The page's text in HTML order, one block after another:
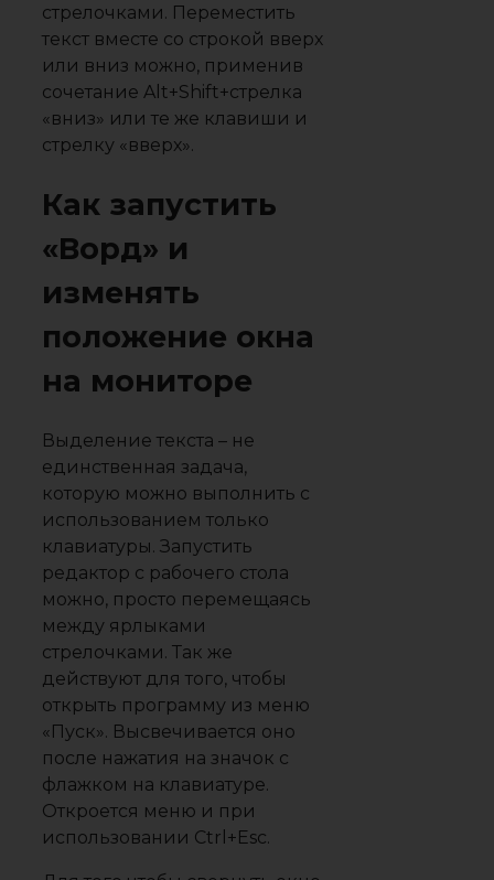
стрелочками. Переместить
текст вместе со строкой вверх
или вниз можно, применив
сочетание Alt+Shift+стрелка
«вниз» или те же клавиши и
стрелку «вверх».
Как запустить
«Ворд» и
изменять
положение окна
на мониторе
Выделение текста – не
единственная задача,
которую можно выполнить с
использованием только
клавиатуры. Запустить
редактор с рабочего стола
можно, просто перемещаясь
между ярлыками
стрелочками. Так же
действуют для того, чтобы
открыть программу из меню
«Пуск». Высвечивается оно
после нажатия на значок с
флажком на клавиатуре.
Откроется меню и при
использовании Ctrl+Esc.